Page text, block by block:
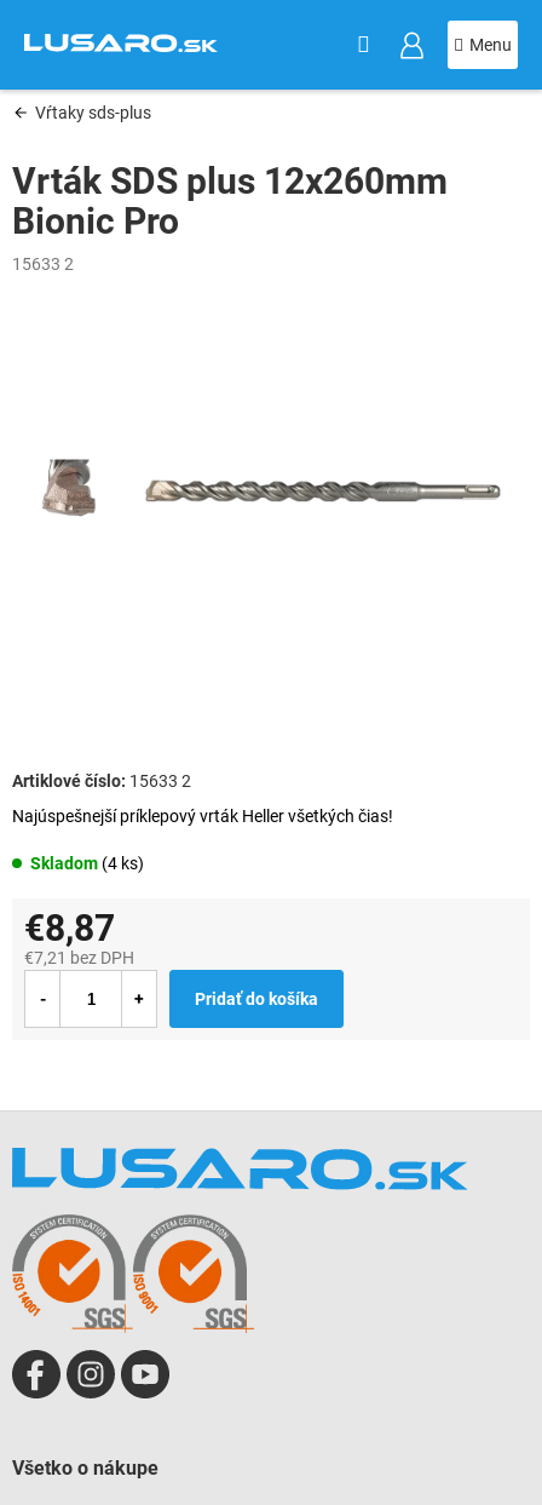
obsah
Vŕtaky sds-plus
Vrták SDS plus 12x260mm
Bionic Pro
15633 2
Skladom (4 ks)
Najúspešnejší príklepový vrták Heller všetkých čias!
15633 2
€8,87
€7,21 bez DPH
cena:
Pridať do košíka
Všetko o nákupe